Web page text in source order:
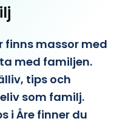
finns massor med
med familjen.
tips och
som familj.
i Åre finner du